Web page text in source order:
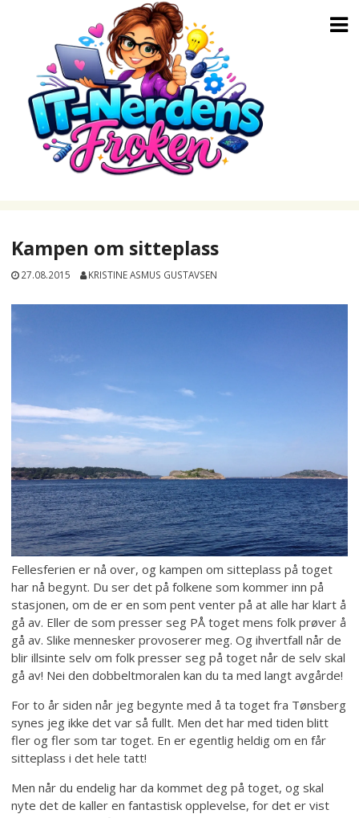
Kampen om sitteplass
27.08.2015 KRISTINE ASMUS GUSTAVSEN
Fellesferien er nå over, og kampen om sitteplass på toget
har nå begynt. Du ser det på folkene som kommer inn på
stasjonen, om de er en som pent venter på at alle har klart å
gå av. Eller de som presser seg PÅ toget mens folk prøver å
gå av. Slike mennesker provoserer meg. Og ihvertfall når de
blir illsinte selv om folk presser seg på toget når de selv skal
gå av! Nei den dobbeltmoralen kan du ta med langt avgårde!
For to år siden når jeg begynte med å ta toget fra Tønsberg
synes jeg ikke det var så fullt. Men det har med tiden blitt
fler og fler som tar toget. En er egentlig heldig om en får
sitteplass i det hele tatt!
Men når du endelig har da kommet deg på toget, og skal
nyte det de kaller en fantastisk opplevelse, for det er vist